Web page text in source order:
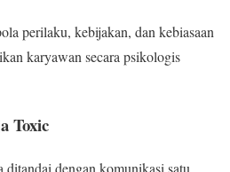
perilaku, kebijakan, dan kebiasaan
karyawan secara psikologis
Toxic
dengan komunikasi satu